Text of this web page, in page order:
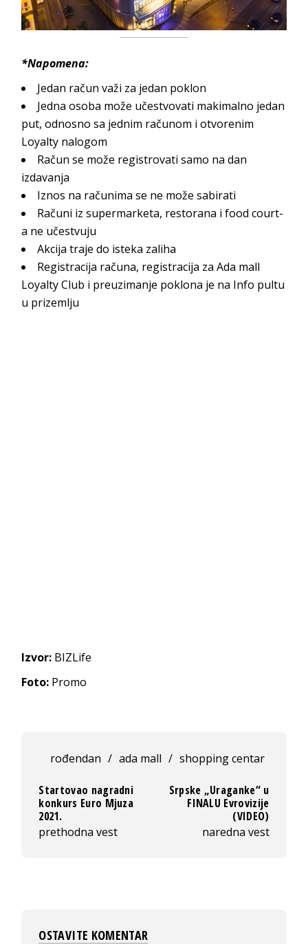
*Napomena:
Jedan račun važi za jedan poklon
Jedna osoba može učestvovati makimalno jedan
put, odnosno sa jednim računom i otvorenim
Loyalty nalogom
Račun se može registrovati samo na dan
izdavanja
Iznos na računima se ne može sabirati
Računi iz supermarketa, restorana i food court-
a ne učestvuju
Akcija traje do isteka zaliha
Registracija računa, registracija za Ada mall
Loyalty Club i preuzimanje poklona je na Info pultu
u prizemlju
Izvor: BIZLife
Foto: Promo
rođendan / ada mall / shopping centar
Startovao nagradni
konkurs Euro Mjuza
2021.
prethodna vest
Srpske „Uraganke“ u
FINALU Evrovizije
(VIDEO)
naredna vest
OSTAVITE KOMENTAR